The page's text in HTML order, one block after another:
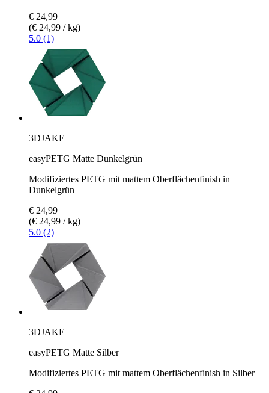
€ 24,99
(€ 24,99 / kg)
5.0 (1)
3DJAKE
easyPETG Matte Dunkelgrün
Modifiziertes PETG mit mattem Oberflächenfinish in
Dunkelgrün
€ 24,99
(€ 24,99 / kg)
5.0 (2)
3DJAKE
easyPETG Matte Silber
Modifiziertes PETG mit mattem Oberflächenfinish in Silber